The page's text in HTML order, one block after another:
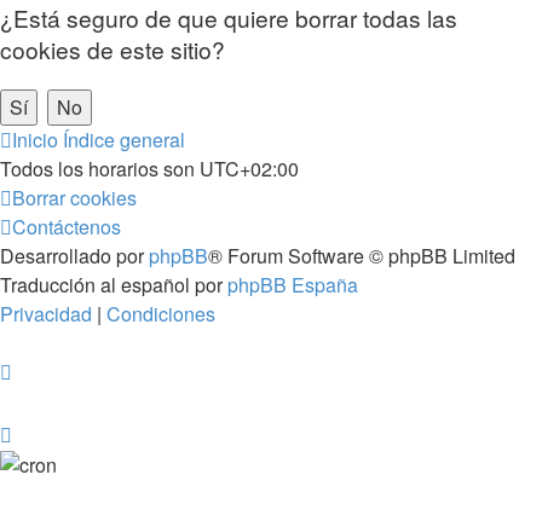
¿Está seguro de que quiere borrar todas las
cookies de este sitio?
Inicio Índice general
Todos los horarios son UTC+02:00
Borrar cookies
Contáctenos
Desarrollado porphpBB® Forum Software © phpBB Limited
Traducción al español porphpBB España
Privacidad | Condiciones